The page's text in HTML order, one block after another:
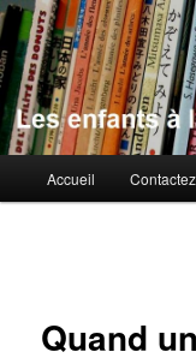
Aller
au
contenu
principalLes
principal
Accueil
Quand